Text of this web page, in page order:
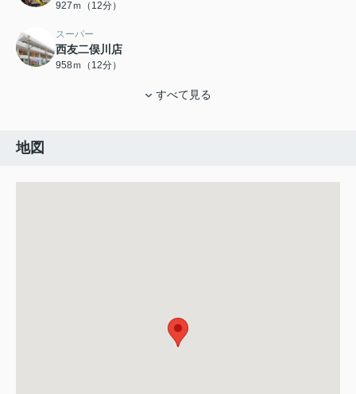
927ｍ（12分）
スーパー
西友二俣川店
958ｍ（12分）
すべて見る
地図